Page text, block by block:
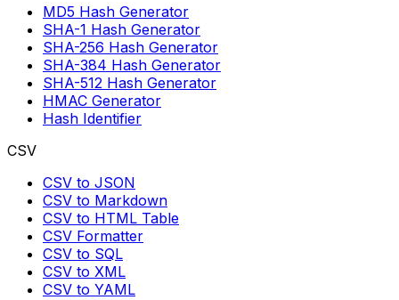
MD5 Hash Generator
SHA-1 Hash Generator
SHA-256 Hash Generator
SHA-384 Hash Generator
SHA-512 Hash Generator
HMAC Generator
Hash Identifier
CSV
CSV to JSON
CSV to Markdown
CSV to HTML Table
CSV Formatter
CSV to SQL
CSV to XML
CSV to YAML